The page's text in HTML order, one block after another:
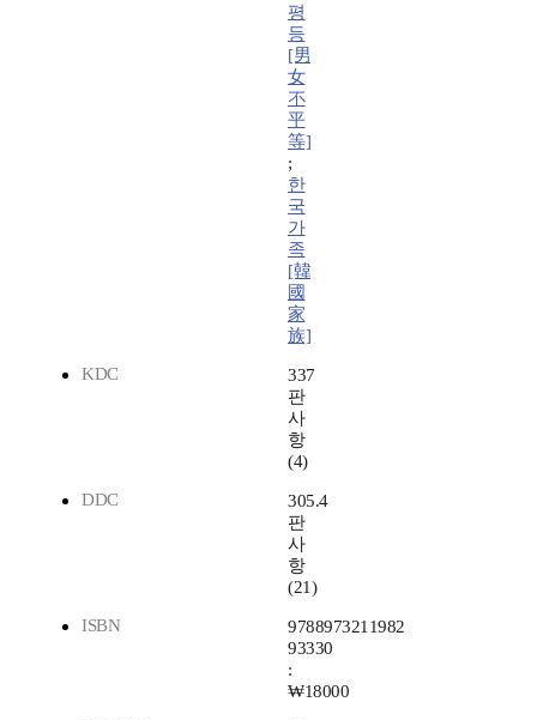
평
등
[男
女
不
平
等]
;
한
국
가
족
[韓
國
家
族]
KDC
337
판
사
항
(4)
DDC
305.4
판
사
항
(21)
ISBN
9788973211982
93330
:
₩18000